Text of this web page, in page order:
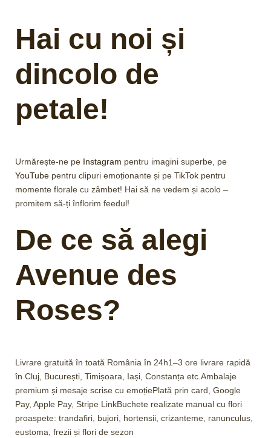
Hai cu noi și
dincolo de
petale!
Urmărește-ne pe Instagram pentru imagini superbe, pe
YouTube pentru clipuri emoționante și pe TikTok pentru
momente florale cu zâmbet! Hai să ne vedem și acolo –
promitem să-ți înflorim feedul!
De ce să alegi
Avenue des
Roses?
Livrare gratuită în toată România în 24h1–3 ore livrare rapidă
în Cluj, București, Timișoara, Iași, Constanța etc.Ambalaje
premium și mesaje scrise cu emoțiePlată prin card, Google
Pay, Apple Pay, Stripe LinkBuchete realizate manual cu flori
proaspete: trandafiri, bujori, hortensii, crizanteme, ranunculus,
eustoma, frezii și flori de sezon